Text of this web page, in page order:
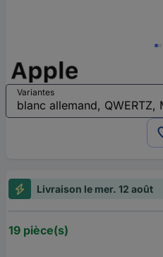
Variantes
Livraison le mer. 12 août
19 pièce(s)